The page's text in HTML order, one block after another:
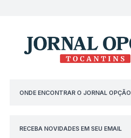
ONDE ENCONTRAR O JORNAL OPÇÃO
RECEBA NOVIDADES EM SEU EMAIL